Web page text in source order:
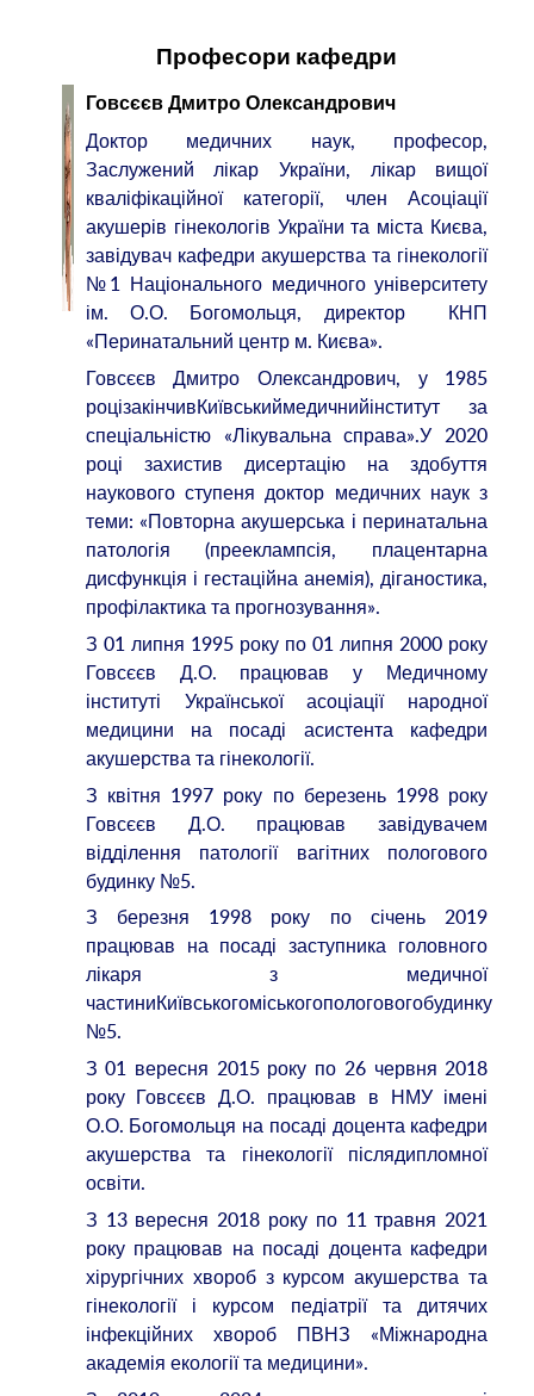
Професори кафедри
Говсєєв Дмитро Олександрович
Доктор медичних наук, професор,
Заслужений лікар України, лікар вищої
кваліфікаційної категорії, член Асоціації
акушерів гінекологів України та міста Києва,
завідувач кафедри акушерства та гінекології
№1 Національного медичного університету
ім. О.О. Богомольця, директор КНП
«Перинатальний центр м. Києва».
Говсєєв Дмитро Олександрович, у 1985
роцізакінчивКиївськиймедичнийінститут за
спеціальністю «Лікувальна справа».У 2020
році захистив дисертацію на здобуття
наукового ступеня доктор медичних наук з
теми: «Повторна акушерська і перинатальна
патологія (прееклампсія, плацентарна
дисфункція і гестаційна анемія), діганостика,
профілактика та прогнозування».
З 01 липня 1995 року по 01 липня 2000 року
Говсєєв Д.О. працював у Медичному
інституті Української асоціації народної
медицини на посаді асистента кафедри
акушерства та гінекології.
З квітня 1997 року по березень 1998 року
Говсєєв Д.О. працював завідувачем
відділення патології вагітних пологового
будинку №5.
З березня 1998 року по січень 2019
працював на посаді заступника головного
лікаря з медичної
частиниКиївськогоміськогопологовогобудинку
№5.
З 01 вересня 2015 року по 26 червня 2018
року Говсєєв Д.О. працював в НМУ імені
О.О. Богомольця на посаді доцента кафедри
акушерства та гінекології післядипломної
освіти.
З 13 вересня 2018 року по 11 травня 2021
року працював на посаді доцента кафедри
хірургічних хвороб з курсом акушерства та
гінекології і курсом педіатрії та дитячих
інфекційних хвороб ПВНЗ «Міжнародна
академія екології та медицини».